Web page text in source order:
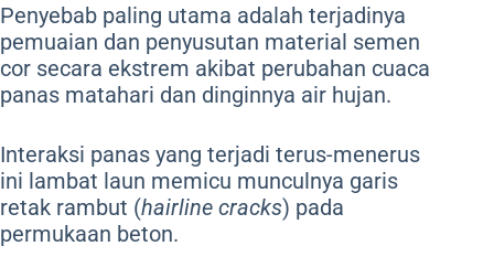
Penyebab paling utama adalah terjadinya
pemuaian dan penyusutan material semen
cor secara ekstrem akibat perubahan cuaca
panas matahari dan dinginnya air hujan.
Interaksi panas yang terjadi terus-menerus
ini lambat laun memicu munculnya garis
retak rambut (hairline cracks) pada
permukaan beton.